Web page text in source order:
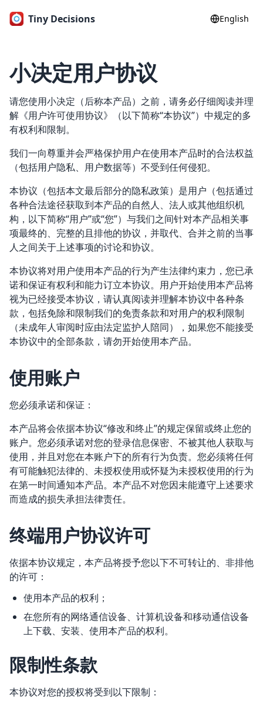
Tiny Decisions English
小决定用户协议
请您使用小决定（后称本产品）之前，请务必仔细阅读并理
解《用户许可使用协议》（以下简称“本协议”）中规定的多
有权利和限制。
我们一向尊重并会严格保护用户在使用本产品时的合法权益
（包括用户隐私、用户数据等）不受到任何侵犯。
本协议（包括本文最后部分的隐私政策）是用户（包括通过
各种合法途径获取到本产品的自然人、法人或其他组织机
构，以下简称“用户”或“您”）与我们之间针对本产品相关事
项最终的、完整的且排他的协议，并取代、合并之前的当事
人之间关于上述事项的讨论和协议。
本协议将对用户使用本产品的行为产生法律约束力，您已承
诺和保证有权利和能力订立本协议。用户开始使用本产品将
视为已经接受本协议，请认真阅读并理解本协议中各种条
款，包括免除和限制我们的免责条款和对用户的权利限制
（未成年人审阅时应由法定监护人陪同），如果您不能接受
本协议中的全部条款，请勿开始使用本产品。
使用账户
您必须承诺和保证：
本产品将会依据本协议“修改和终止”的规定保留或终止您的
账户。您必须承诺对您的登录信息保密、不被其他人获取与
使用，并且对您在本账户下的所有行为负责。您必须将任何
有可能触犯法律的、未授权使用或怀疑为未授权使用的行为
在第一时间通知本产品。本产品不对您因未能遵守上述要求
而造成的损失承担法律责任。
终端用户协议许可
依据本协议规定，本产品将授予您以下不可转让的、非排他
的许可：
使用本产品的权利；
在您所有的网络通信设备、计算机设备和移动通信设备
上下载、安装、使用本产品的权利。
限制性条款
本协议对您的授权将受到以下限制：